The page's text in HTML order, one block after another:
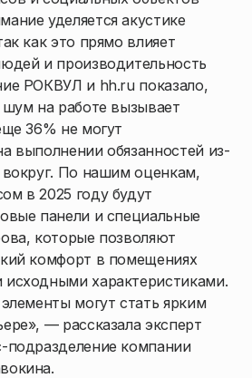
уделяется акустике
как это прямо влияет
и производительность
РОКВУЛ и hh.ru показало,
шум на работе вызывает
36% не могут
выполнении обязанностей из-
вокруг. По нашим оценкам,
в 2025 году будут
панели и специальные
которые позволяют
комфорт в помещениях
характеристиками.
могут стать ярким
— рассказала эксперт
подразделение компании